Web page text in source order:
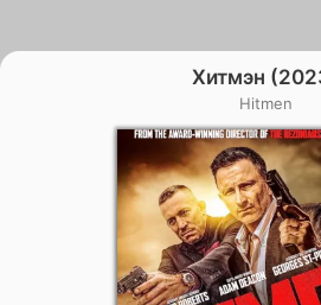
Хитмэн
Hitmen